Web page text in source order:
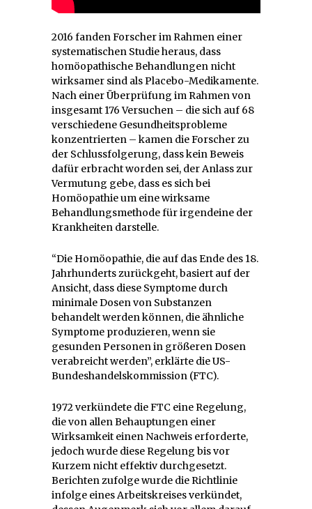
2016 fanden Forscher im Rahmen einer
systematischen Studie heraus, dass
homöopathische Behandlungen nicht
wirksamer sind als Placebo-Medikamente.
Nach einer Überprüfung im Rahmen von
insgesamt 176 Versuchen – die sich auf 68
verschiedene Gesundheitsprobleme
konzentrierten – kamen die Forscher zu
der Schlussfolgerung, dass kein Beweis
dafür erbracht worden sei, der Anlass zur
Vermutung gebe, dass es sich bei
Homöopathie um eine wirksame
Behandlungsmethode für irgendeine der
Krankheiten darstelle.
“Die Homöopathie, die auf das Ende des 18.
Jahrhunderts zurückgeht, basiert auf der
Ansicht, dass diese Symptome durch
minimale Dosen von Substanzen
behandelt werden können, die ähnliche
Symptome produzieren, wenn sie
gesunden Personen in größeren Dosen
verabreicht werden”, erklärte die US-
Bundeshandelskommission (FTC).
1972 verkündete die FTC eine Regelung,
die von allen Behauptungen einer
Wirksamkeit einen Nachweis erforderte,
jedoch wurde diese Regelung bis vor
Kurzem nicht effektiv durchgesetzt.
Berichten zufolge wurde die Richtlinie
infolge eines Arbeitskreises verkündet,